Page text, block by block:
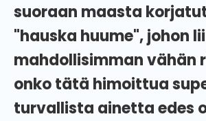
suoraan maasta
"hauska huume", johon
mahdollisimman vähän
onko tätä himoittua
turvallista ainetta edes